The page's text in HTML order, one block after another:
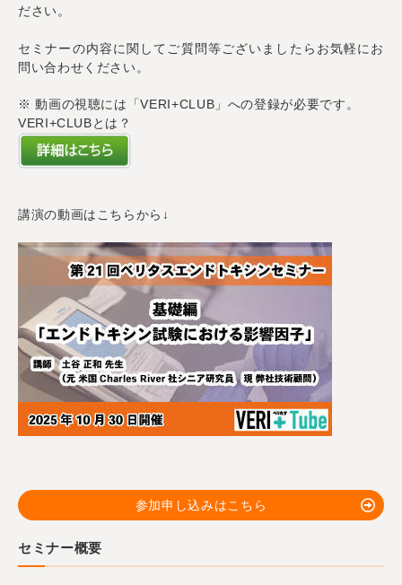
ださい。
セミナーの内容に関してご質問等ございましたらお気軽にお
問い合わせください。
※ 動画の視聴には「VERI+CLUB」への登録が必要です。
VERI+CLUBとは？
講演の動画はこちらから↓
参加申し込みはこちら
セミナー概要